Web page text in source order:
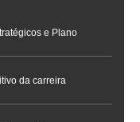
e Plano
da carreira